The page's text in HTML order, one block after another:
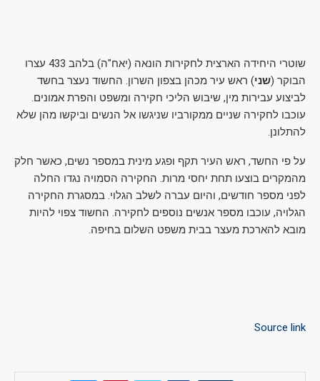
שוטרי היחידה הארצית לחקירות הונאה (יאח"ה) בלהב 433 עצרו
הבוקר (שני) ראש עיר מכהן בצפון השרון. החשוד נעצר בחשד
לביצוע עבירות מין, שיבוש הליכי חקירה ומשפט והפרת אמונים.
עוכבו לחקירה שניים ממקורביו שניגשו אל הנשים וביקשו מהן שלא
להתלונן.
על פי החשד, ראש העיר תקף ופגע מינית במספר נשים, כאשר חלק
מהמקרים בוצעו תחת יחסי מרות. החקירה הסמויה נגדו החלה
לפני מספר חודשים, והיום עברה לשלב הגלוי. במסגרת החקירה
הגלויה, עוכבו מספר אנשים נוספים לחקירה. החשוד צפוי להיות
מובא להארכת מעצר בבית משפט השלום בחיפה.
Source link